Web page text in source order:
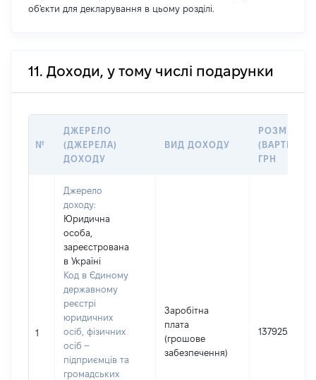
об'єкти для декларування в цьому розділі.
11. Доходи, у тому числі подарунки
№
ДЖЕРЕЛО
(ДЖЕРЕЛА)
ДОХОДУ
ВИД ДОХОДУ
РОЗМІР
(ВАРТІСТЬ),
ГРН
1
Джерело
доходу:
Юридична
особа,
зареєстрована
в Україні
Код в Єдиному
державному
реєстрі
юридичних
осіб, фізичних
осіб –
підприємців та
громадських
Заробітна
плата
(грошове
забезпечення)
1379253